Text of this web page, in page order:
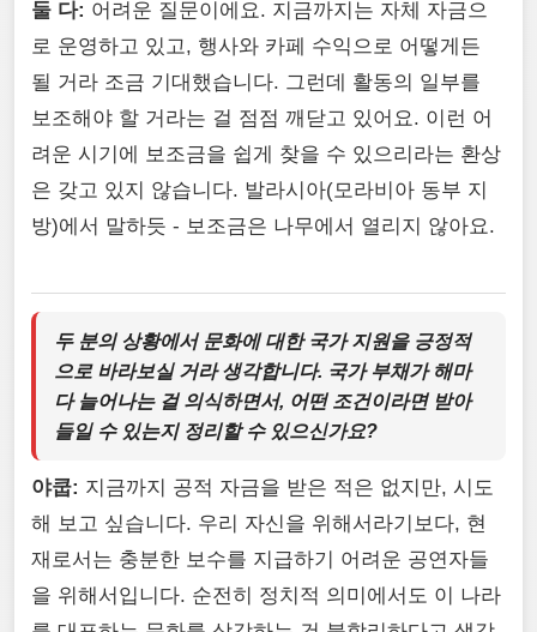
둘 다: 어려운 질문이에요. 지금까지는 자체 자금으
로 운영하고 있고, 행사와 카페 수익으로 어떻게든
될 거라 조금 기대했습니다. 그런데 활동의 일부를
보조해야 할 거라는 걸 점점 깨닫고 있어요. 이런 어
려운 시기에 보조금을 쉽게 찾을 수 있으리라는 환상
은 갖고 있지 않습니다. 발라시아(모라비아 동부 지
방)에서 말하듯 - 보조금은 나무에서 열리지 않아요.
두 분의 상황에서 문화에 대한 국가 지원을 긍정적
으로 바라보실 거라 생각합니다. 국가 부채가 해마
다 늘어나는 걸 의식하면서, 어떤 조건이라면 받아
들일 수 있는지 정리할 수 있으신가요?
야쿱: 지금까지 공적 자금을 받은 적은 없지만, 시도
해 보고 싶습니다. 우리 자신을 위해서라기보다, 현
재로서는 충분한 보수를 지급하기 어려운 공연자들
을 위해서입니다. 순전히 정치적 의미에서도 이 나라